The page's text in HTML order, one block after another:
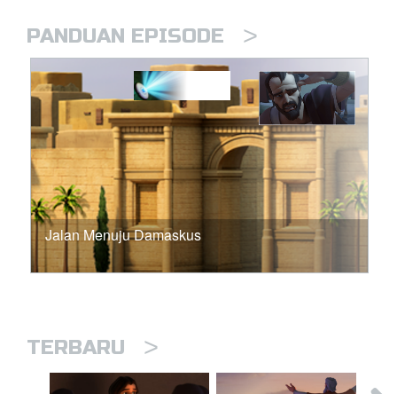
PANDUAN EPISODE >
Jalan Menuju Damaskus
TERBARU >